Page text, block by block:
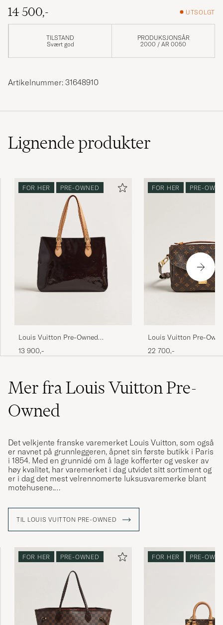
14 500,-
UTSOLGT
TILSTAND
Svært god
PRODUKSJONSÅR
2000 / AR 0050
Artikelnummer: 31648910
Lignendeprodukter
FOR HER PRE-OWNED
Louis Vuitton Pre-Owned
Brentwood Tote Bag Vernis
Leather Burgundy
13 900,-
FOR HER PRE-
Louis Vuitton Pre-
Métis Monogram
22 700,-
Mer fra Louis Vuitton Pre-
Owned
Det velkjente franske varemerket Louis Vuitton, som også
er navnet på grunnleggeren, åpnet sin første butikk i Paris
i 1854. Med en grunnidé om å lage kofferter og vesker av
høy kvalitet, har varemerket i dag utvidet sitt sortiment og
er i dag det mest velrennomerte luksusvaremerke blant
motehusene.
I løpet av årene har Louis Vuitton levert mange ikoniske
weekendbagen "Keepall" er en av dem. Denne er laget i
en mengde forskjellige design og fremfor alt i deres
gjenkjennelsesfaktor.
TIL LOUIS VUITTON PRE-OWNED
FOR HER PRE-OWNED FOR HER PRE-